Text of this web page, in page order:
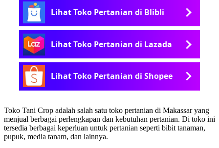
Lihat Toko Pertanian di Blibli
Lihat Toko Pertanian di Lazada
Lihat Toko Pertanian di Shopee
Toko Tani Crop adalah salah satu toko pertanian di Makassar yang
menjual berbagai perlengkapan dan kebutuhan pertanian. Di toko ini
tersedia berbagai keperluan untuk pertanian seperti bibit tanaman,
pupuk, media tanam, dan lainnya.